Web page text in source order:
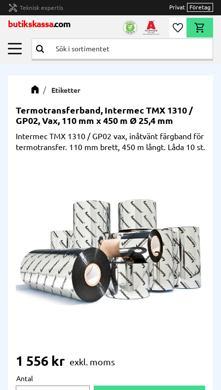
Meny
handyman Teknisk expertis Privat Företag
butikskassa.com Önskelista
Etiketter
Termotransferband, Intermec TMX 1310 /
GP02, Vax, 110 mm x 450 m Ø 25,4 mm
Intermec TMX 1310 / GP02 vax, inåtvänt färgband för
termotransfer. 110 mm brett, 450 m långt. Låda 10 st.
1 556 kr
Antal